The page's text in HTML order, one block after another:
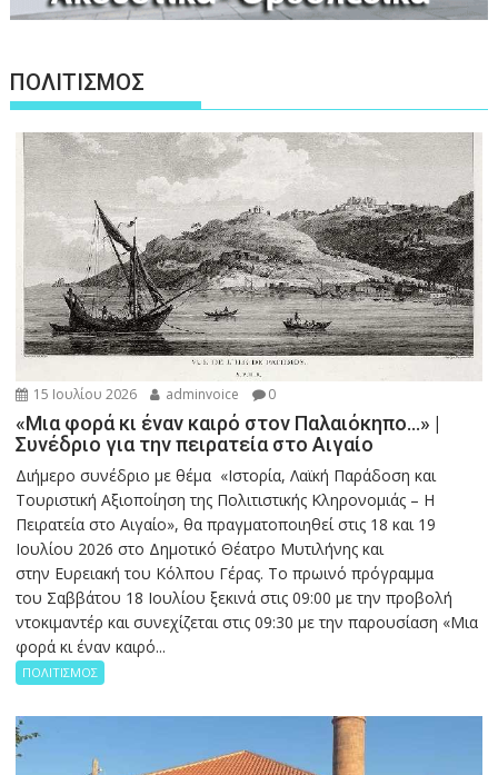
ΠΟΛΙΤΙΣΜΟΣ
15 Ιουλίου 2026 adminvoice 0
«Μια φορά κι έναν καιρό στον Παλαιόκηπο…» |
Συνέδριο για την πειρατεία στο Αιγαίο
Διήμερο συνέδριο με θέμα «Ιστορία, Λαϊκή Παράδοση και
Τουριστική Αξιοποίηση της Πολιτιστικής Κληρονομιάς – Η
Πειρατεία στο Αιγαίο», θα πραγματοποιηθεί στις 18 και 19
Ιουλίου 2026 στο Δημοτικό Θέατρο Μυτιλήνης και
στην Ευρειακή του Κόλπου Γέρας. Το πρωινό πρόγραμμα
του Σαββάτου 18 Ιουλίου ξεκινά στις 09:00 με την προβολή
ντοκιμαντέρ και συνεχίζεται στις 09:30 με την παρουσίαση «Μια
φορά κι έναν καιρό...
ΠΟΛΙΤΙΣΜΟΣ